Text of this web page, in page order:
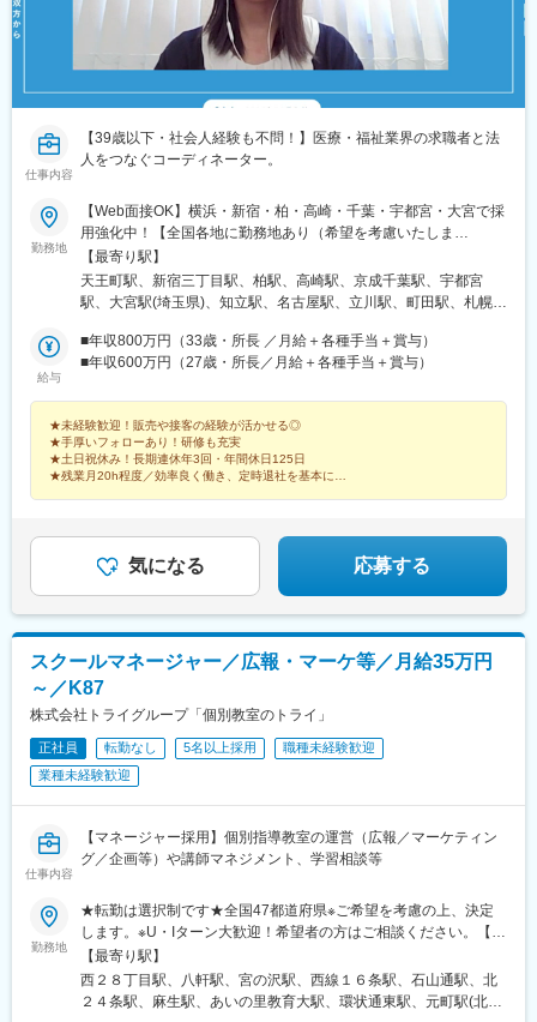
駅、犬山遊園駅、南高崎駅、宇都宮駅東口駅、清原地区市民セン
ター前駅、牧志駅、中洲通駅、通町筋駅、慶徳校前駅、幡ケ谷
駅、板橋駅、銀座駅、西４丁目駅、霞ケ関駅(東京都)、七ツ屋駅、
丁目駅、大手町駅(東京都)、日比谷駅、馬喰町駅、京成上野駅、汐
駅、平沼橋駅、日本大通り駅、黄金町駅、横須賀中央駅、市川真
間駅、新千葉駅、与野駅、宮原駅、大江橋駅、三条駅(京都府)、常
戸三宮駅(阪神)、中埠頭駅、春日野道駅(阪神線)、赤坂駅(福岡
県)、西小倉駅、旦過駅、狸小路駅、西線９条旭山公園通駅、勾当
台公園駅、柳川駅、常盤駅(岡山県)、大雲寺前駅、鵜沼駅、宇都宮
駅、鹿児島中央駅、水道町駅、下板橋駅
方駅(大阪府)、中山観音駅、阪神国道駅、的場町駅、横川駅(広島
県)、神田駅(鹿児島県)、おもろまち駅、千葉みなと駅、東中山
駅、上野御徒町駅、本所吾妻橋駅、名古屋駅、福井城址大名町
駅、丸太町駅(京都市営)、鶴橋駅、本町駅、新大阪駅、西宮駅(Ｊ
Ｒ線)、猿猴橋町駅、横川駅、中洲通駅
仕事内容
【39歳以下・社会人経験も不問！】医療・福祉業界の求職者と法
人をつなぐコーディネーター。
勤務地
【Web面接OK】横浜・新宿・柏・高崎・千葉・宇都宮・大宮で採
用強化中！【全国各地に勤務地あり（希望を考慮いたしま
す！）】＜拠点所在地＞東京・神奈川・千葉・埼玉・北海道・栃
木・群馬・愛知・静岡・宮城・福島・新潟・長野・石川・京都・
大阪・広島・福岡・熊本＜配属先オフィス＞新宿オフィス／立川
ィス／大宮オフィス／札幌オフィス／宇都宮オフィス／高崎オフ
ィス／名古屋オフィス／知立オフィス／三島オフィス／静岡オフ
ス／金沢オフィス／京都オフィス／大阪オフィス／広島オフィス
／博多オフィス／小倉オフィス／ 熊本オフィス※各拠点について
は、当社HP『拠点一覧』もご確認ください※受動喫煙対策：オフ
ィス内禁煙
【最寄り駅】
天王町駅、新宿三丁目駅、柏駅、高崎駅、京成千葉駅、宇都宮
駅、大宮駅(埼玉県)、知立駅、名古屋駅、立川駅、町田駅、札幌
金沢駅、京都駅、西中島南方駅、銀山町駅、博多駅、小倉駅(福岡
県)、熊本城・市役所前駅、星川駅、新宿御苑前駅、近鉄名古屋
祇園駅(福岡県)、平和通駅、花畑町駅、保土ケ谷駅、新宿駅(東京
メトロ)、立川南駅、北１２条駅、新静岡駅、仙台駅(地下鉄)、西
松本駅、七ツ屋駅、新大阪駅、胡町駅、櫛田神社前駅、旦過駅、
通町筋駅
給与
■年収800万円（33歳・所長 ／月給＋各種手当＋賞与）
■年収600万円（27歳・所長／月給＋各種手当＋賞与）
★未経験歓迎！販売や接客の経験が活かせる◎
★手厚いフォローあり！研修も充実
★土日祝休み！長期連休年3回・年間休日125日
★残業月20h程度／効率良く働き、定時退社を基本に！
気になる 応募する
スクールマネージャー／広報・マーケ等／月給35万円
～／K87
株式会社トライグループ「個別教室のトライ」
正社員 転勤なし 5名以上採用
職種未経験歓迎
業種未経験歓迎
仕事内容
【マネージャー採用】個別指導教室の運営（広報／マーケティン
グ／企画等）や講師マネジメント、学習相談等
勤務地
★転勤は選択制です★全国47都道府県※ご希望を考慮の上、決定
します。※U・Iターン大歓迎！希望者の方はご相談ください。【募
集エリア】全国47都道府県■北海道・東北■北海道・青森県・岩手
県・宮城県・秋田県・山形県・福島県■北陸・甲信越■新潟県・富
山県・石川県・福井県・山梨県・長野県■関東■東京都・茨城県・
【最寄り駅】
西２８丁目駅、八軒駅、宮の沢駅、西線１６条駅、石山通駅、北
２４条駅、麻生駅、あいの里教育大駅、環状通東駅、元町駅(北海